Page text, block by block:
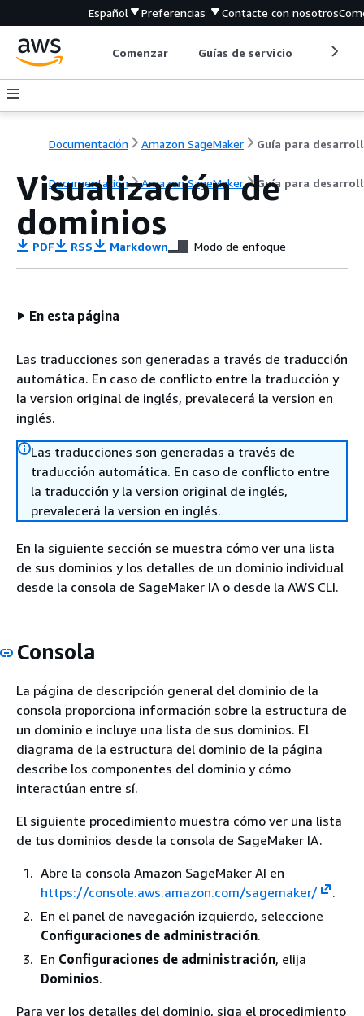
Español Preferencias Contacte con nosotros
Comenzar Guías de servicio
Documentación Amazon SageMaker
Documentación Amazon SageMaker Guía para
Visualización de
dominios
PDF RSS Markdown Modo de enfoque
En esta página
Las traducciones son generadas a través de traducción
automática. En caso de conflicto entre la traducción y
la version original de inglés, prevalecerá la version en
inglés.
Las traducciones son generadas a través de
traducción automática. En caso de conflicto entre
la traducción y la version original de inglés,
prevalecerá la version en inglés.
En la siguiente sección se muestra cómo ver una lista
de sus dominios y los detalles de un dominio individual
desde la consola de SageMaker IA o desde la AWS CLI.
Consola
La página de descripción general del dominio de la
consola proporciona información sobre la estructura de
un dominio e incluye una lista de sus dominios. El
diagrama de la estructura del dominio de la página
describe los componentes del dominio y cómo
interactúan entre sí.
El siguiente procedimiento muestra cómo ver una lista
de tus dominios desde la consola de SageMaker IA.
Abre la consola Amazon SageMaker AI en
https://console.aws.amazon.com/sagemaker/
.
En el panel de navegación izquierdo, seleccione
Configuraciones de administración.
En Configuraciones de administración, elija
Dominios.
Para ver los detalles del dominio, siga el procedimiento